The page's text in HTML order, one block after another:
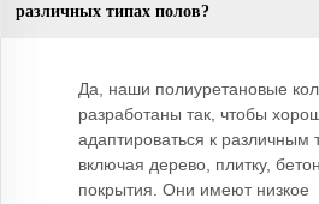
различных типах полов?
Да, наши полиуретановые
разработаны так, чтобы
адаптироваться к различным
включая дерево, плитку,
покрытия. Они имеют низкое